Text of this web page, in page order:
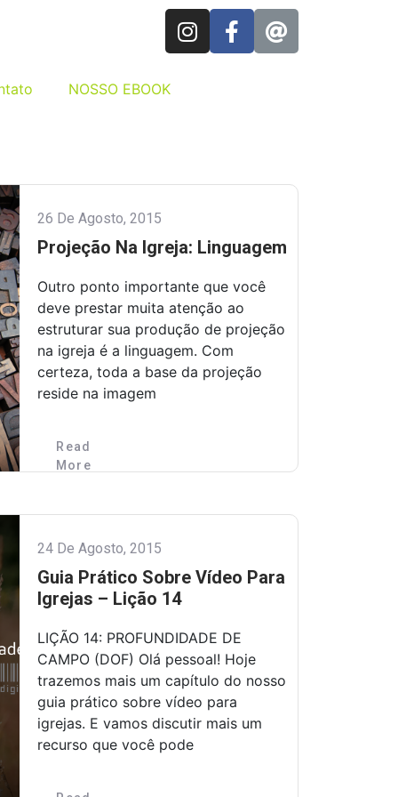
NOSSO EBOOK
26 De Agosto, 2015
Projeção Na Igreja: Linguagem
Outro ponto importante que você
deve prestar muita atenção ao
estruturar sua produção de projeção
na igreja é a linguagem. Com
certeza, toda a base da projeção
reside na imagem
Read
More
24 De Agosto, 2015
Guia Prático Sobre Vídeo Para
Igrejas – Lição 14
LIÇÃO 14: PROFUNDIDADE DE
CAMPO (DOF) Olá pessoal! Hoje
trazemos mais um capítulo do nosso
guia prático sobre vídeo para
igrejas. E vamos discutir mais um
recurso que você pode